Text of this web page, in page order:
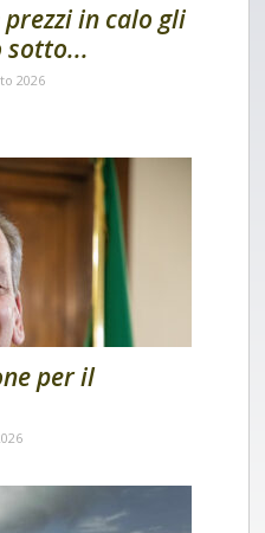
in calo gli
sotto...
2026
per il